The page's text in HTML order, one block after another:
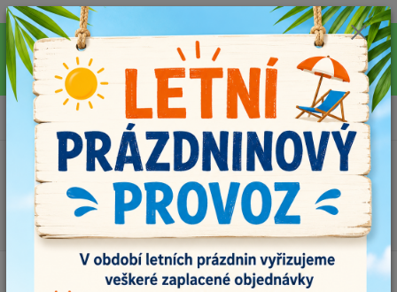
Pro rychlejší vyřízení Vašich dotazů, využijte během letních prázdnin náš
email info@i-prize.cz. Děkujeme. !!! POZOR ZMĚNA !!! V PONDĚLÍ 10.8.
NEVYŘIZUJEME ŽÁDNÉ OBJEDNÁVKY, ODESÍLAT BUDEME V ÚTERÝ
11.8. DĚKUJEME ZA POCHOPENÍ!
Menu
Hledat
+420704179566 0ks
za0,00 Kč
Dřevěné doplňky Dřevěné dno oválné 15x10 cm